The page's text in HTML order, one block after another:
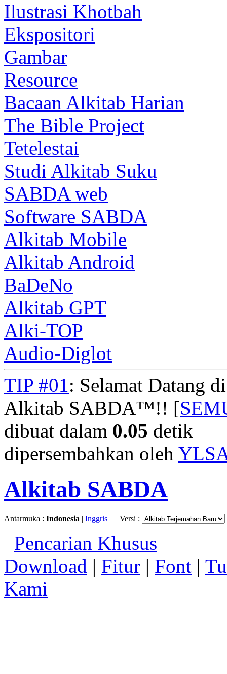
Ilustrasi Khotbah
Ekspositori
Gambar
Resource
Bacaan Alkitab Harian
The Bible Project
Tetelestai
Studi Alkitab Suku
SABDA web
Software SABDA
Alkitab Mobile
Alkitab Android
BaDeNo
Alkitab GPT
Alki-TOP
Audio-Diglot
TIP #01: Selamat Datang
Alkitab SABDA™!! [
dibuat dalam 0.05 detik
dipersembahkan oleh
Alkitab SABDA
Antarmuka : Indonesia | Inggris Versi :
Pencarian Khusus
Download | Fitur | Font |
Kami